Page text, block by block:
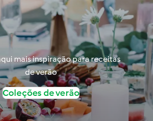
mais inspiração para receitas
de verão
Coleções de verão